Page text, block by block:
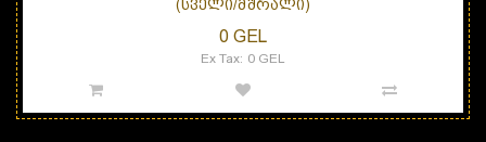
(ᲡᲕᲔᲚᲘ/ᲛᲨᲠᲐᲚᲘ)
0 GEL
Ex Tax: 0 GEL